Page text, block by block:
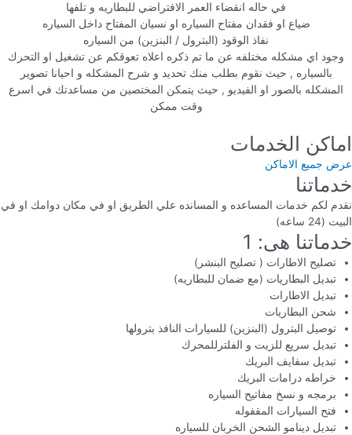
في حاله انقضاء العمر الافتراضي للبطاريه و تلفها
ضياع او فقدان مفتاح السياره او نسيان المفتاح داخل السياره
نفاذ الوقود (البترول / البنزين) من السياره
وجود اي مشكله مختلفه عن ما تم ذكره اعلاه تعوقكم عن تشغيل او التحرك
بالسياره , حيث نقوم بطلب منك تحديد و شرح المشكله و احيانا تصوير
المشكله بالصور او الفيديو , حيث يتمكن المختصين من مساعدتك في اسرع
وقت ممكن
اماكن الخدمات
عرض جميع الاماكن
خدماتنا
نقدم لكم خدمات المساعده و المسانده علي الطريق او في مكان دوامك او في
البيت (24 ساعه)
خدماتنا هى: 1
تصليح الاطارات ( تصليح البنشر)
تبديل البطاريات (مع ضمان للبطاريه)
تبديل الاطارات
شحن البطاريات
توصيل البترول (البنزين) للسيارات النافذ بترولها
تبديل سريع للزيت و الفلترللمحرك
تبديل سفايف البريك
خراطه درامات البريك
برمجه و نسخ مفاتيح السياره
فتح السيارات المقفوله
تبديل دينامو الشحن الخربان للسياره